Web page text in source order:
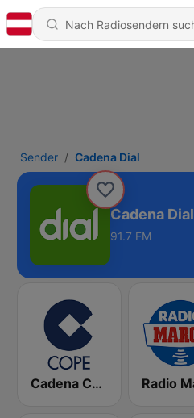
Sender Cadena Dial
Cadena Dial
91.7 FM
Cadena COPE